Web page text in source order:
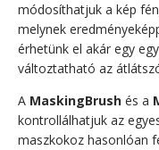
módosíthatjuk a kép
melynek
érhetünk el akár egy
változtatható az
A MaskingBrush és a
kontrollálhatjuk az
maszkokoz hasonlóan